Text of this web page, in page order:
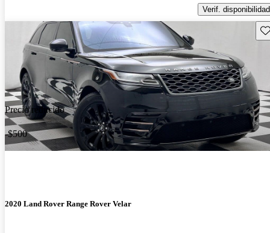
Verif. disponibilidad
Precio reducido
-$500
2020 Land Rover Range Rover Velar